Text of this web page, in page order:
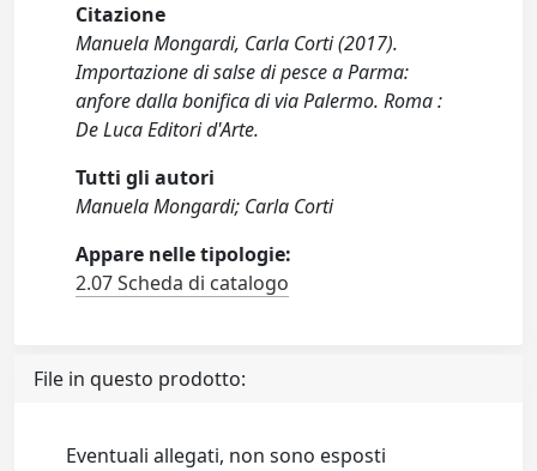
Citazione
Manuela Mongardi, Carla Corti (2017).
Importazione di salse di pesce a Parma:
anfore dalla bonifica di via Palermo. Roma :
De Luca Editori d'Arte.
Tutti gli autori
Manuela Mongardi; Carla Corti
Appare nelle tipologie:
2.07 Scheda di catalogo
File in questo prodotto:
Eventuali allegati, non sono esposti